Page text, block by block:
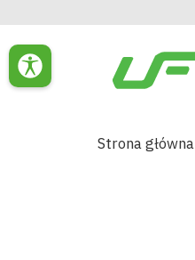
Strona główna